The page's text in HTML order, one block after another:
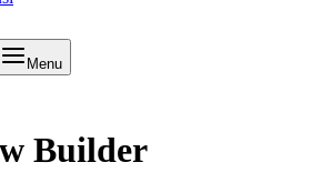
Menu
Builder